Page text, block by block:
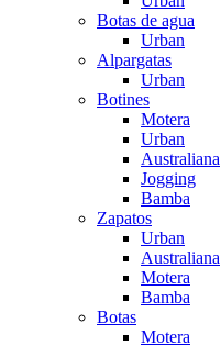
Botas de agua
Urban
Alpargatas
Urban
Botines
Motera
Urban
Australiana
Jogging
Bamba
Zapatos
Urban
Australiana
Motera
Bamba
Botas
Motera